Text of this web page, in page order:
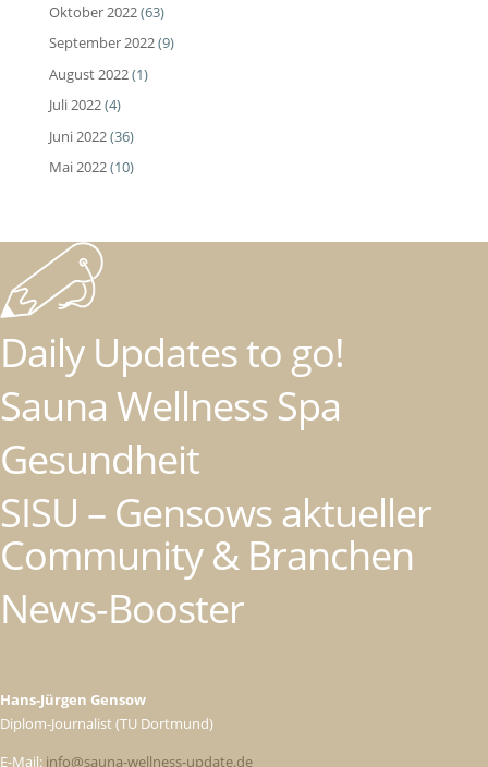
Oktober 2022(63)
September 2022(9)
August 2022(1)
Juli 2022(4)
Juni 2022(36)
Mai 2022(10)
Daily Updates to go!
Sauna Wellness Spa
Gesundheit
SISU – Gensows aktueller
Community & Branchen
News-Booster
Hans-Jürgen Gensow
Diplom-Journalist (TU Dortmund)
E-Mail: info@sauna-wellness-update.de